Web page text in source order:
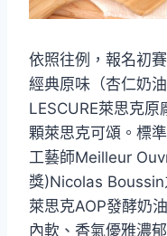
依照往例，報名初
經典原味（杏仁奶
LESCURE萊思克
顆萊思克可頌。標
工藝師Meilleur
獎)Nicolas Boussin
萊思克AOP發酵奶
內軟、香氣優雅濃